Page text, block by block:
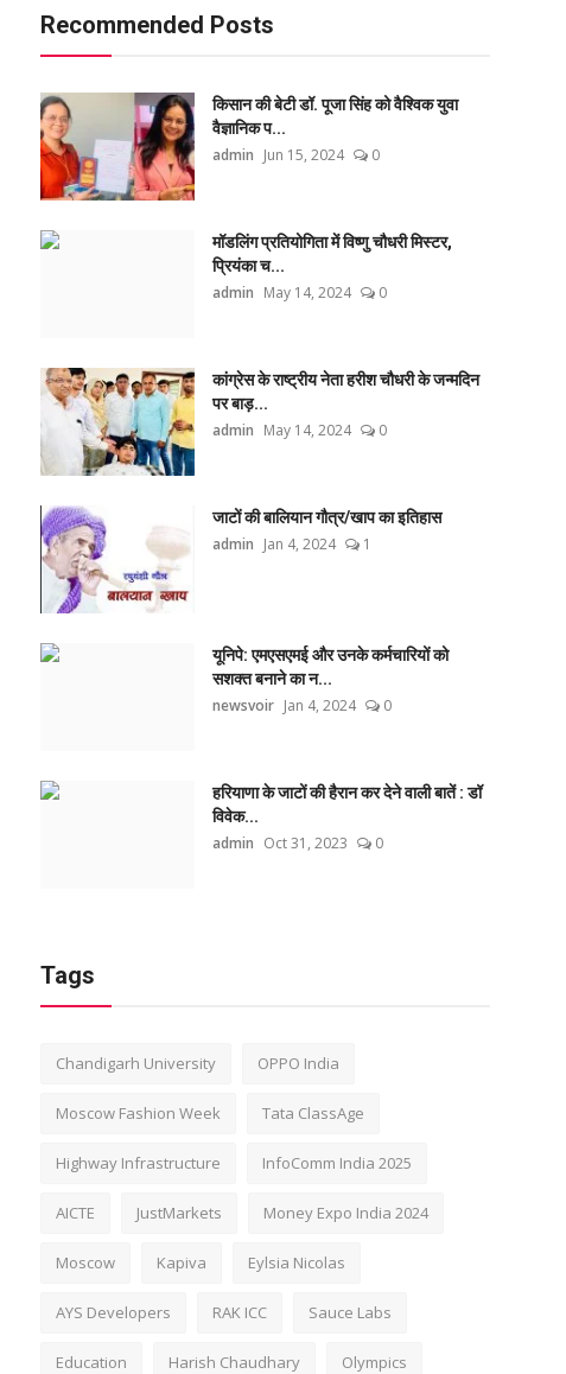
Recommended Posts
किसान की बेटी डॉ. पूजा सिंह को वैश्विक युवा
वैज्ञानिक प...
admin Jun 15, 2024 0
मॉडलिंग प्रतियोगिता में विष्णु चौधरी मिस्टर,
प्रियंका च...
admin May 14, 2024 0
कांग्रेस के राष्ट्रीय नेता हरीश चौधरी के जन्मदिन
पर बाड़...
admin May 14, 2024 0
जाटों की बालियान गौत्र/खाप का इतिहास
admin Jan 4, 2024 1
यूनिपे: एमएसएमई और उनके कर्मचारियों को
सशक्त बनाने का न...
newsvoir Jan 4, 2024 0
हरियाणा के जाटों की हैरान कर देने वाली बातें : डॉ
विवेक...
admin Oct 31, 2023 0
Tags
Chandigarh University OPPO India
Moscow Fashion Week Tata ClassAge
Highway Infrastructure InfoComm India 2025
AICTE JustMarkets Money Expo India 2024
Moscow Kapiva Eylsia Nicolas
AYS Developers RAK ICC Sauce Labs
Education Harish Chaudhary Olympics